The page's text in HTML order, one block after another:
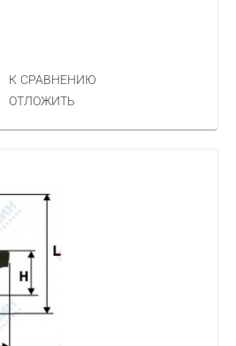
К СРАВНЕНИЮ
ОТЛОЖИТЬ